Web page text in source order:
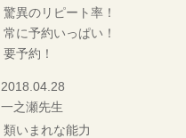
驚異のリピート率！
常に予約いっぱい！
要予約！
2018.04.28
一之瀬先生
類いまれな能力